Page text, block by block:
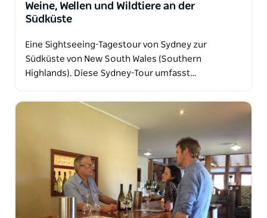
Weine, Wellen und Wildtiere an der
Südküste
Eine Sightseeing-Tagestour von Sydney zur
Südküste von New South Wales (Southern
Highlands). Diese Sydney-Tour umfasst…